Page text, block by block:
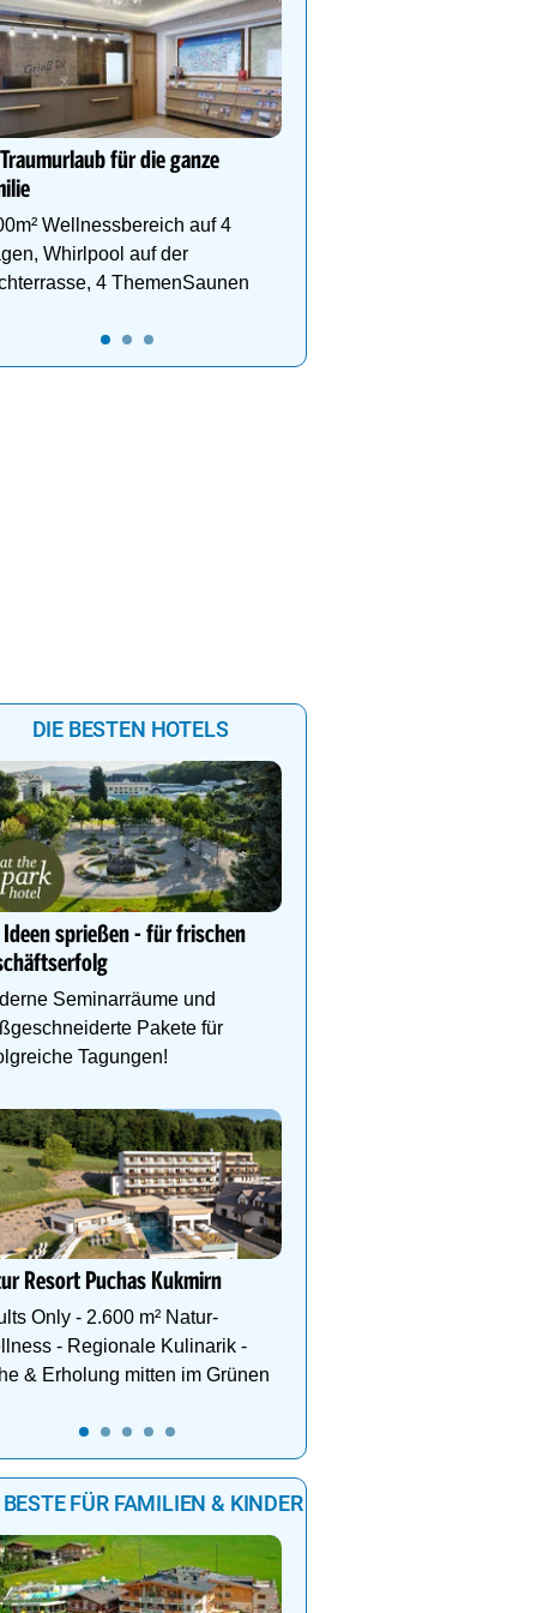
Traumurlaub für die ganze
Wellnessbereich auf 4
Whirlpool auf der
4 ThemenSaunen
DIE BESTEN HOTELS
Ideen sprießen - für frischen
Seminarräume und
Pakete für
Tagungen!
Resort Puchas Kukmirn
Only - 2.600 m² Natur-
- Regionale Kulinarik -
& Erholung mitten im Grünen
FÜR FAMILIEN & KINDER